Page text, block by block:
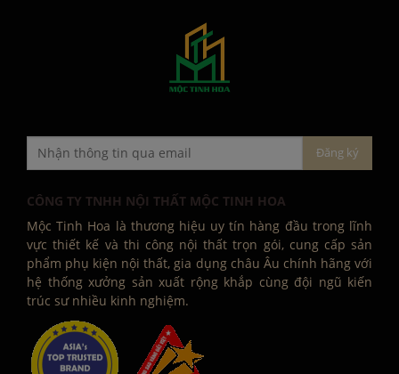
CÔNG TY TNHH NỘI THẤT MỘC TINH HOA
Mộc Tinh Hoa là thương hiệu uy tín hàng đầu trong lĩnh
vực thiết kế và thi công nội thất trọn gói, cung cấp sản
phẩm phụ kiện nội thất, gia dụng châu Âu chính hãng với
hệ thống xưởng sản xuất rộng khắp cùng đội ngũ kiến
trúc sư nhiều kinh nghiệm.